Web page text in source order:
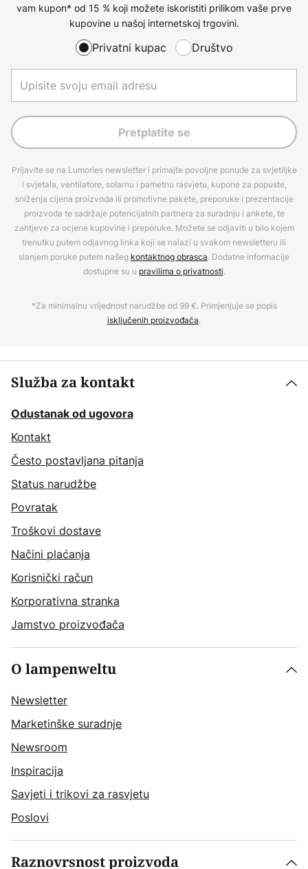
vam kupon* od 15 % koji možete iskoristiti prilikom vaše prve
kupovine u našoj internetskoj trgovini.
Privatni kupac Društvo
Pretplatite se
Prijavite se na Lumories newsletter i primajte povoljne ponude za svjetiljke
i svjetala, ventilatore, solarnu i pametnu rasvjetu, kupone za popuste,
sniženja cijena proizvoda ili promotivne pakete, preporuke i prezentacije
proizvoda te sadržaje potencijalnih partnera za suradnju i ankete, te
zahtjeve za ocjene kupovine i preporuke. Možete se odjaviti u bilo kojem
trenutku putem odjavnog linka koji se nalazi u svakom newsletteru ili
slanjem poruke putem našeg kontaktnog obrasca. Dodatne informacije
dostupne su u pravilima o privatnosti.
*Za minimalnu vrijednost narudžbe od 99 €. Primjenjuje se popis
isključenih proizvođača.
Služba za kontakt
Odustanak od ugovora
Kontakt
Često postavljana pitanja
Status narudžbe
Povratak
Troškovi dostave
Načini plaćanja
Korisnički račun
Korporativna stranka
Jamstvo proizvođača
O lampenweltu
Newsletter
Marketinške suradnje
Newsroom
Inspiracija
Savjeti i trikovi za rasvjetu
Poslovi
Raznovrsnost proizvoda